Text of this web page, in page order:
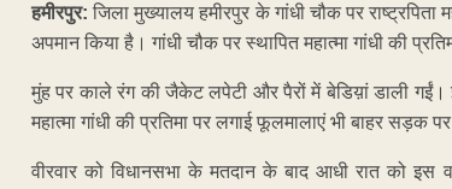
हमीरपुर: जिला मुख्यालय हमीरपुर के गांधी चौक पर
अपमान किया है। गांधी चौक पर स्थापित महात्मा गांधी की
मुंह पर काले रंग की जैकेट लपेटी और पैरों में बेडिय़ां डाली गईं।
महात्मा गांधी की प्रतिमा पर लगाई फूलमालाएं भी बाहर सड़क
वीरवार को विधानसभा के मतदान के बाद आधी रात को